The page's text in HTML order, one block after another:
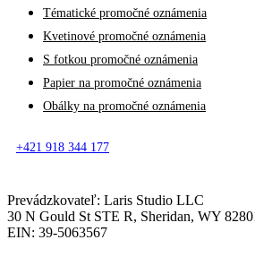
Tématické promočné oznámenia
Kvetinové promočné oznámenia
S fotkou promočné oznámenia
Papier na promočné oznámenia
Obálky na promočné oznámenia
+421 918 344 177
Prevádzkovateľ: Laris Studio LLC
30 N Gould St STE R, Sheridan, WY
EIN: 39-5063567